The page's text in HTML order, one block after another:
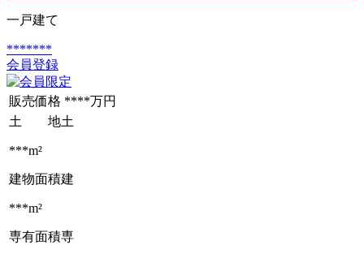
一戸建て
*******
会員登録
販売価格 ****万円
土 地土
***m²
建物面積建
***m²
専有面積専